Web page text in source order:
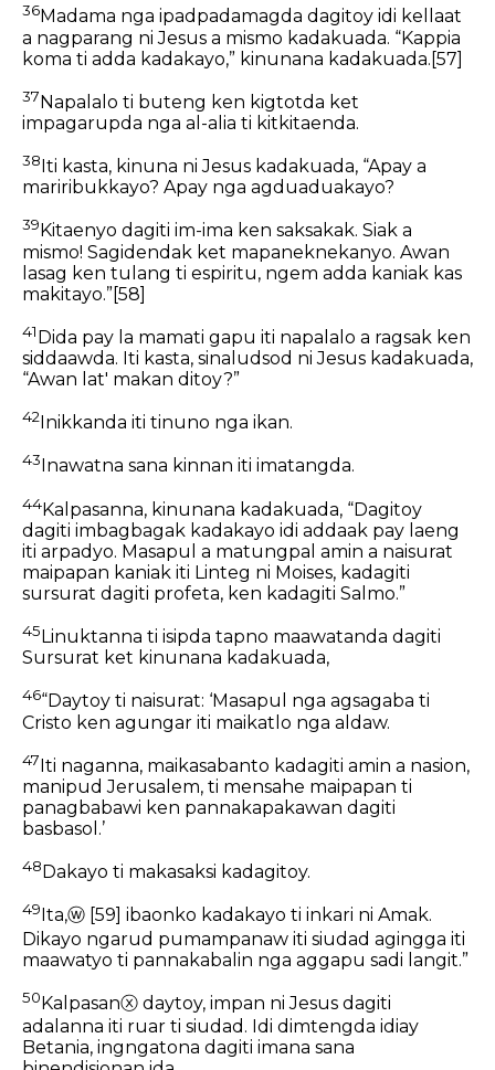
36Madama nga ipadpadamagda dagitoy idi kellaat
a nagparang ni Jesus a mismo kadakuada. “Kappia
koma ti adda kadakayo,” kinunana kadakuada. [57]
37Napalalo ti buteng ken kigtotda ket
impagarupda nga al-alia ti kitkitaenda.
38 Iti kasta, kinuna ni Jesus kadakuada, “Apay a
mariribukkayo? Apay nga agduaduakayo?
39 Kitaenyo dagiti im-ima ken saksakak. Siak a
mismo! Sagidendak ket mapaneknekanyo. Awan
lasag ken tulang ti espiritu, ngem adda kaniak kas
makitayo.”[58]
41Dida pay la mamati gapu iti napalalo a ragsak ken
siddaawda. Iti kasta, sinaludsod ni Jesus kadakuada,
“Awan lat' makan ditoy?”
42 Inikkanda iti tinuno nga ikan.
43 Inawatna sana kinnan iti imatangda.
44Kalpasanna, kinunana kadakuada, “Dagitoy
dagiti imbagbagak kadakayo idi addaak pay laeng
iti arpadyo. Masapul a matungpal amin a naisurat
maipapan kaniak iti Linteg ni Moises, kadagiti
sursurat dagiti profeta, ken kadagiti Salmo.”
45 Linuktanna ti isipda tapno maawatanda dagiti
Sursurat ket kinunana kadakuada,
46“Daytoy ti naisurat: ‘Masapul nga agsagaba ti
Cristo ken agungar iti maikatlo nga aldaw.
47Iti naganna, maikasabanto kadagiti amin a nasion,
manipud Jerusalem, ti mensahe maipapan ti
panagbabawi ken pannakapakawan dagiti
basbasol.’
48 Dakayo ti makasaksi kadagitoy.
49 Ita,ⓦ [59] ibaonko kadakayo ti inkari ni Amak.
Dikayo ngarud pumampanaw iti siudad agingga iti
maawatyo ti pannakabalin nga aggapu sadi langit.”
50Kalpasanⓧ daytoy, impan ni Jesus dagiti
adalanna iti ruar ti siudad. Idi dimtengda idiay
Betania, ingngatona dagiti imana sana